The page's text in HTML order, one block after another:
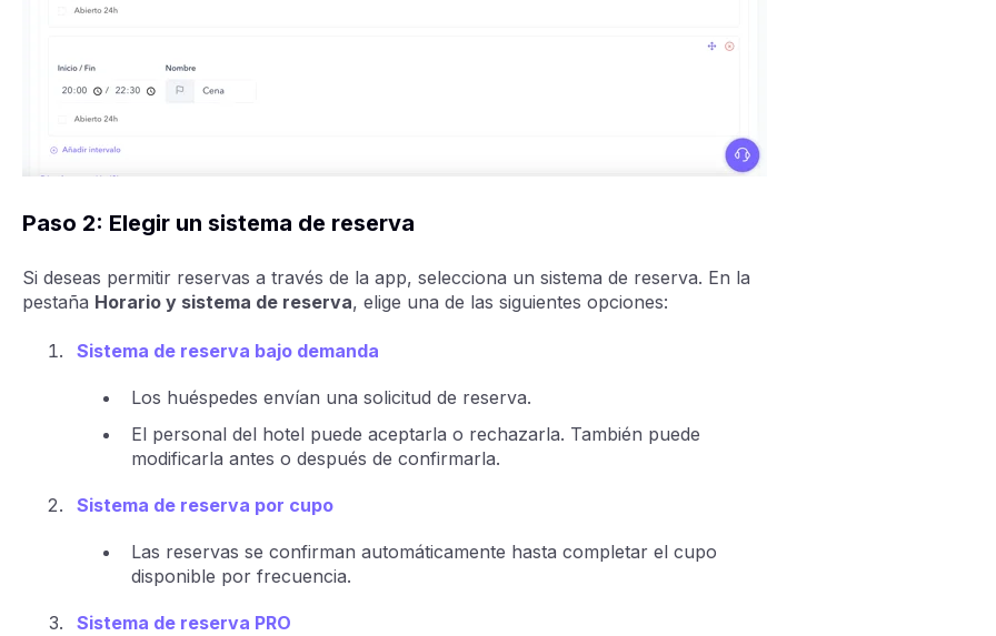
Paso 2: Elegir un sistema de reserva
Si deseas permitir reservas a través de la app, selecciona un sistema de reserva. En la
pestaña Horario y sistema de reserva, elige una de las siguientes opciones:
Sistema de reserva bajo demanda
Los huéspedes envían una solicitud de reserva.
El personal del hotel puede aceptarla o rechazarla. También puede
modificarla antes o después de confirmarla.
Sistema de reserva por cupo
Las reservas se confirman automáticamente hasta completar el cupo
disponible por frecuencia.
Sistema de reserva PRO